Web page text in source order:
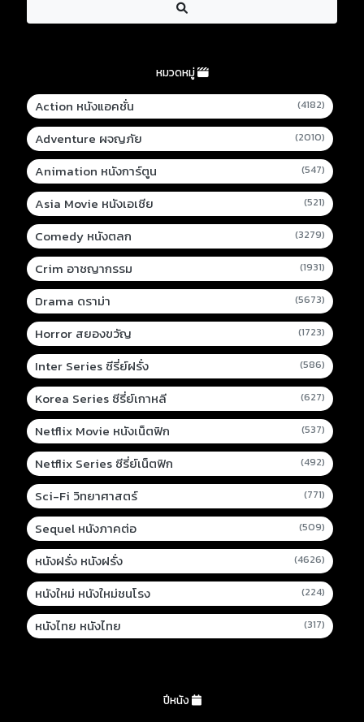
หมวดหมู่
Action หนังแอคชั่น (4182)
Adventure ผจญภัย (2010)
Animation หนังการ์ตูน (547)
Asia Movie หนังเอเชีย (521)
Comedy หนังตลก (3279)
Crim อาชญากรรม (1931)
Drama ดราม่า (5673)
Horror สยองขวัญ (1723)
Inter Series ซีรี่ย์ฝรั่ง (586)
Korea Series ซีรี่ย์เกาหลี (627)
Netflix Movie หนังเน็ตฟิก (537)
Netflix Series ซีรี่ย์เน็ตฟิก (492)
Sci-Fi วิทยาศาสตร์ (771)
Sequel หนังภาคต่อ (509)
หนังฝรั่ง หนังฝรั่ง (4626)
หนังใหม่ หนังใหม่ชนโรง (224)
หนังไทย หนังไทย (317)
ปีหนัง